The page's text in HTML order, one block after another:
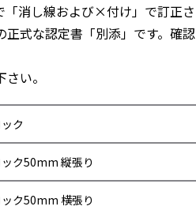
「消し線および×付け」で訂正さ
式な認定書「別添」です。確認
い。
ク
ク50mm 縦張り
ク50mm 横張り